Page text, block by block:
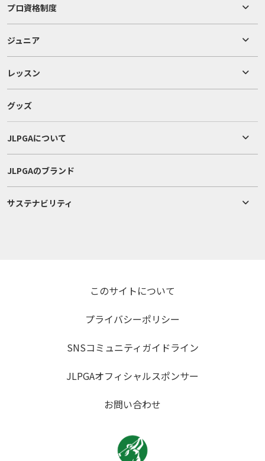
プロ資格制度
ジュニア
レッスン
グッズ
JLPGAについて
JLPGAのブランド
サステナビリティ
このサイトについて
プライバシーポリシー
SNSコミュニティガイドライン
JLPGAオフィシャルスポンサー
お問い合わせ